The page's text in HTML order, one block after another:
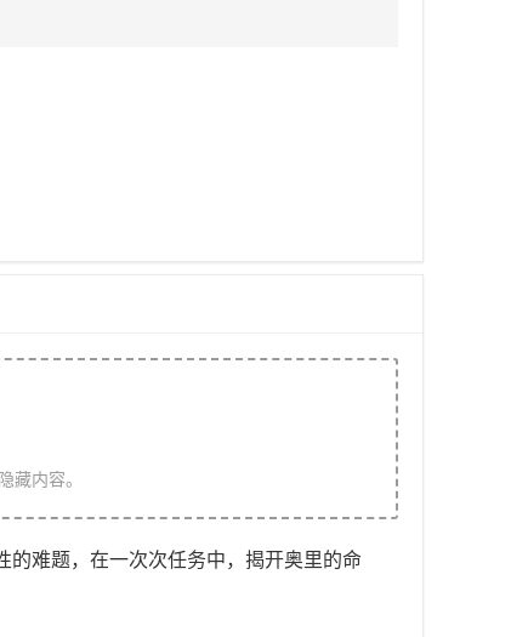
藏内容。
的难题，在一次次任务中，揭开奥里的命